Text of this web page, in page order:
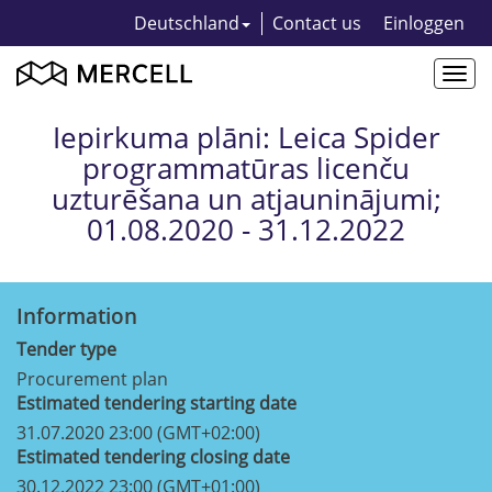
Deutschland Contact us Einloggen
Iepirkuma plāni: Leica Spider
programmatūras licenču
uzturēšana un atjauninājumi;
01.08.2020 - 31.12.2022
Information
Tender type
Procurement plan
Estimated tendering starting date
31.07.2020 23:00 (GMT+02:00)
Estimated tendering closing date
30.12.2022 23:00 (GMT+01:00)